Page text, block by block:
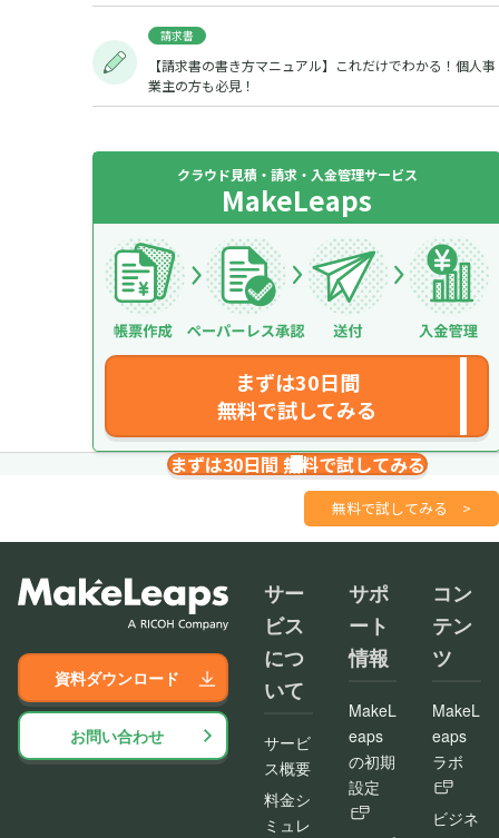
請求書
【請求書の書き方マニュアル】これだけでわかる！個人事
業主の方も必見！
クラウド見積・請求・入金管理サービス
MakeLeaps
まずは30日間
無料で試してみる
まずは30日間 無料で試してみる
無料で試してみる >
資料ダウンロード
お問い合わせ
サー
ビス
につ
いて
サービ
ス概要
料金シ
ミュレ
サポ
ート
情報
MakeL
eaps
の初期
設定
コン
テン
ツ
MakeL
eaps
ラボ
ビジネ